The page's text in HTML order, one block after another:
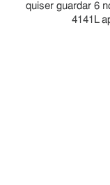
quiser guardar 6
4141L